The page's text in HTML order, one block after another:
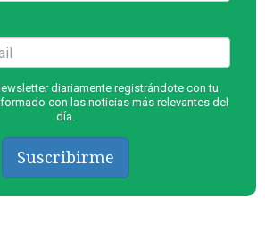
diariamente registrándote con tu
con las noticias más relevantes del
día.
Suscribirme